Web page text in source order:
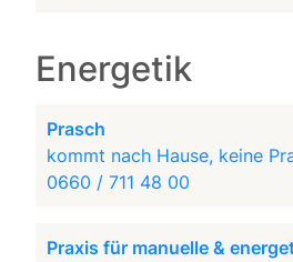
Energetik
Prasch
kommt nach Hause, keine
0660 / 711 48 00
Praxis für manuelle &